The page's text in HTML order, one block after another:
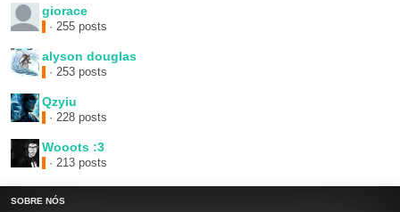
giorace
· 255 posts
alyson douglas
· 253 posts
Qzyiu
· 228 posts
Wooots :3
· 213 posts
SOBRE NÓS